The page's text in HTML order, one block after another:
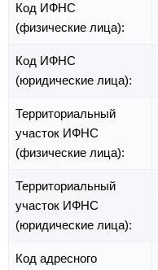
Код ИФНС
(физические лица):
Код ИФНС
(юридические лица):
Территориальный
участок ИФНС
(физические лица):
Территориальный
участок ИФНС
(юридические лица):
Код адресного